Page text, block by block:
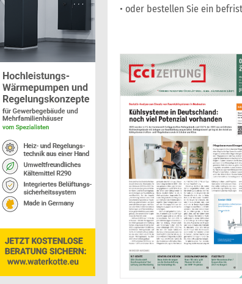
• oder bestellen Sie ein